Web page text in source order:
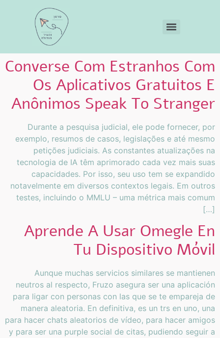
Converse Com Estranhos Com
Os Aplicativos Gratuitos E
Anônimos Speak To Stranger
Durante a pesquisa judicial, ele pode fornecer, por
exemplo, resumos de casos, legislações e até mesmo
petições judiciais. As constantes atualizações na
tecnologia de IA têm aprimorado cada vez mais suas
capacidades. Por isso, seu uso tem se expandido
notavelmente em diversos contextos legais. Em outros
testes, incluindo o MMLU – uma métrica mais comum
[…]
Aprende A Usar Omegle En
Tu Dispositivo Móvil
Aunque muchas servicios similares se mantienen
neutros al respecto, Fruzo asegura ser una aplicación
para ligar con personas con las que se te empareja de
manera aleatoria. En definitiva, es un trs en uno, una
para hacer chats aleatorios de vídeo, para hacer amigos
y para ser una purple social de citas, pudiendo seguir a